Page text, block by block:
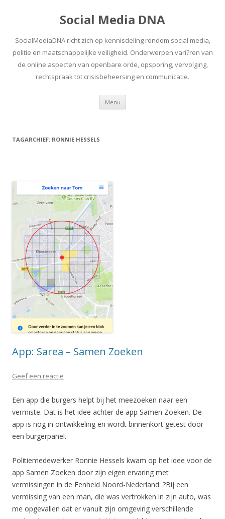
Social Media DNA
SocialMediaDNA richt zich op kennisdeling rondom social media,
politie en maatschappelijke veiligheid. Onderwerpen vari?ren van
de online aspecten van openbare orde, opsporing, vervolging,
rechtspraak tot crisisbeheersing en communicatie.
Menu Spring
inhoud
TAGARCHIEF: RONNIE HESSELS
App: Sarea – Samen Zoeken
Geef een reactie
Een app die burgers helpt bij het meezoeken naar een
vermiste. Dat is het idee achter de app Samen Zoeken. De
app is nog in ontwikkeling en wordt binnenkort getest door
een burgerpanel.
Politiemedewerker Ronnie Hessels kwam op het idee voor de
app Samen Zoeken door zijn eigen ervaring met
vermissingen in de Eenheid Noord-Nederland. ?Bij een
vermissing van een man, die was vertrokken in zijn auto, was
me opgevallen dat er vanuit zijn omgeving verschillende